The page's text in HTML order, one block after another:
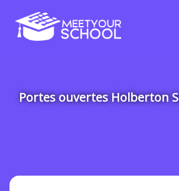
Portes ouvertes Holberton